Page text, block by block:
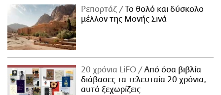
Ρεπορτάζ
Το θολό και δύσκολο
μέλλον της Μονής Σινά
20 χρόνια LiFO
Από όσα βιβλία
διάβασες τα τελευταία 20 χρόνια,
αυτό ξεχωρίζεις